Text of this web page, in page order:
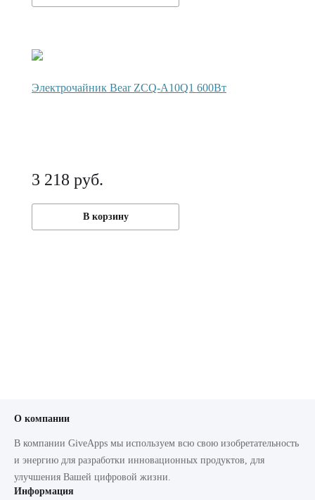
Электрочайник Bear ZCQ-A10Q1 600Вт
3 218 руб.
В корзину
О компании
В компании GiveApps мы используем всю свою изобретательность
и энергию для разработки инновационных продуктов, для
улучшения Вашей цифровой жизни.
Информация